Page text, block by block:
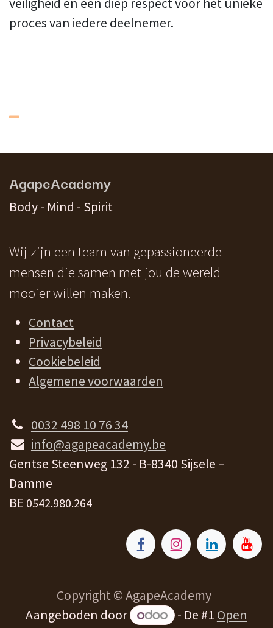
veiligheid en een diep respect voor het unieke
proces van iedere deelnemer.
AgapeAcademy
Body - Mind - Spirit
Wij zijn een team van gepassioneerde
mensen die samen met jou de wereld
mooier willen maken.
Contact
Privacybeleid
Cookiebeleid
Algemene voorwaarden
0032 498 10 76 34
info@agapeacademy.be
Gentse Steenweg 132 - B-8340 Sijsele –
Damme
BE 0542.980.264
Copyright © AgapeAcademy
Aangeboden door
- De #1 Open